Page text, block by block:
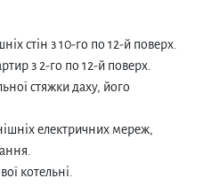
стін з 10-го по 12-й поверх.
з 2-го по 12-й поверх.
стяжки даху, його
електричних мереж,
котельні.